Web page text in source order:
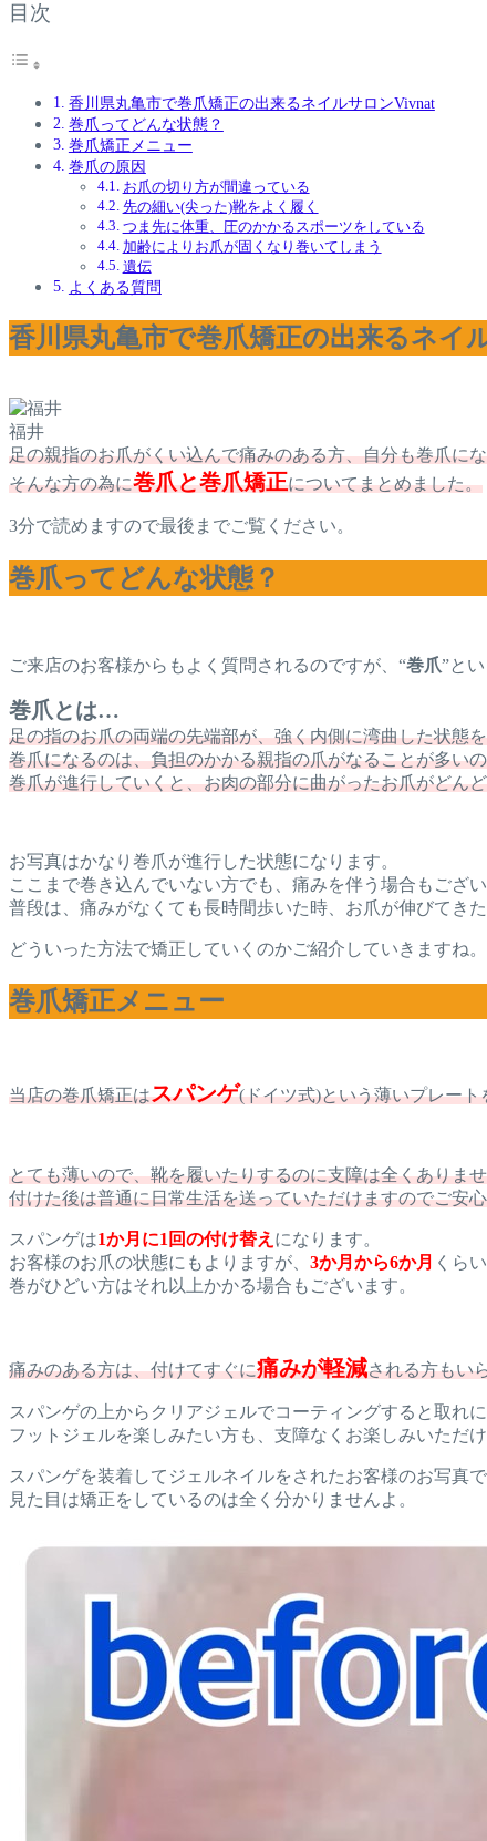
目次
香川県丸亀市で巻爪矯正の出来るネイルサロンVivnat
巻爪ってどんな状態？
巻爪矯正メニュー
巻爪の原因
お爪の切り方が間違っている
先の細い(尖った)靴をよく履く
つま先に体重、圧のかかるスポーツをしている
加齢によりお爪が固くなり巻いてしまう
遺伝
よくある質問
香川県丸亀市で巻爪矯正の出来るネイ
福井
足の親指のお爪がくい込んで痛みのある方、自分も巻爪に
そんな方の為に巻爪と巻爪矯正についてまとめました。
3分で読めますので最後までご覧ください。
巻爪ってどんな状態？
ご来店のお客様からもよく質問されるのですが、“巻爪”と
巻爪とは…
足の指のお爪の両端の先端部が、強く内側に湾曲した状態
巻爪になるのは、負担のかかる親指の爪がなることが多い
巻爪が進行していくと、お肉の部分に曲がったお爪がどん
お写真はかなり巻爪が進行した状態になります。
ここまで巻き込んでいない方でも、痛みを伴う場合もござい
普段は、痛みがなくても長時間歩いた時、お爪が伸びてき
どういった方法で矯正していくのかご紹介していきますね。
巻爪矯正メニュー
当店の巻爪矯正はスパンゲ(ドイツ式)という薄いプレー
とても薄いので、靴を履いたりするのに支障は全くありま
付けた後は普通に日常生活を送っていただけますのでご安
スパンゲは1か月に1回の付け替え になります。
お客様のお爪の状態にもよりますが、 3か月から6か月 くら
巻がひどい方はそれ以上かかる場合もございます。
痛みのある方は、付けてすぐに痛みが軽減される方もい
スパンゲの上からクリアジェルでコーティングすると取れ
フットジェルを楽しみたい方も、支障なくお楽しみいただけ
スパンゲを装着してジェルネイルをされたお客様のお写真で
見た目は矯正をしているのは全く分かりませんよ。